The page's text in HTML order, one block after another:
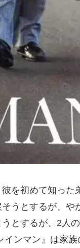
を初めて知っ
うとするが、や
とするが、2人
ンマン』は家